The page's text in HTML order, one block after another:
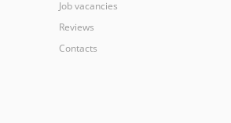
Job vacancies
Reviews
Contacts